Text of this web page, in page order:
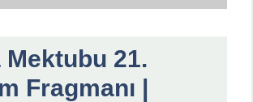
Mektubu 21.
Fragmanı |